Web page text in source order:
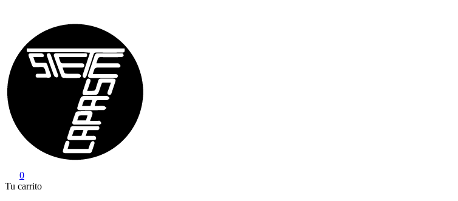
contenido
7Capas
0
Tu carrito